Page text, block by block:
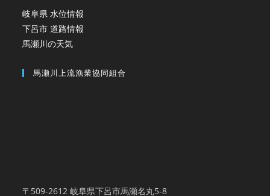
岐阜県 水位情報
下呂市 道路情報
馬瀬川の天気
馬瀬川上流漁業協同組合
〒509-2612 岐阜県下呂市馬瀬名丸5-8